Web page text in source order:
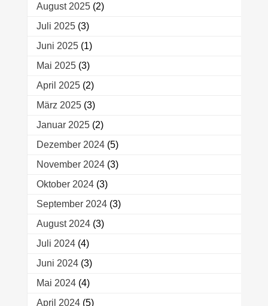
August 2025(2)
Juli 2025(3)
Juni 2025(1)
Mai 2025(3)
April 2025(2)
März 2025(3)
Januar 2025(2)
Dezember 2024(5)
November 2024(3)
Oktober 2024(3)
September 2024(3)
August 2024(3)
Juli 2024(4)
Juni 2024(3)
Mai 2024(4)
April 2024(5)